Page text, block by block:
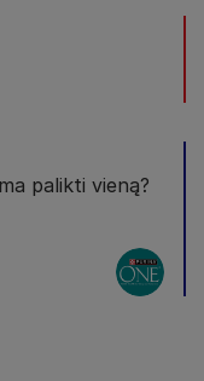
palikti vieną?